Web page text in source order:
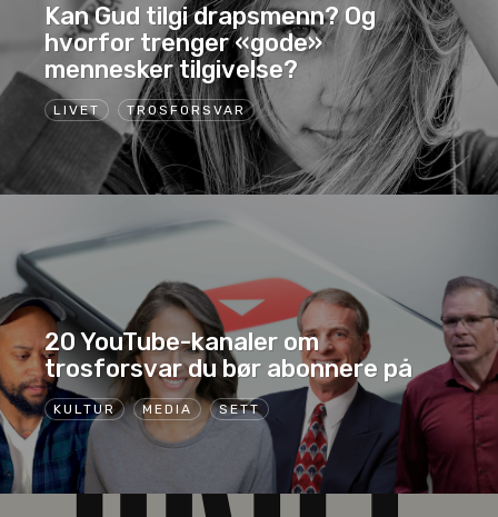
LIVET TROSFORSVAR
Kan Gud tilgi drapsmenn? Og
hvorfor trenger «gode»
mennesker tilgivelse?
KULTUR MEDIA SETT
20 YouTube-kanaler om
trosforsvar du bør abonnere på